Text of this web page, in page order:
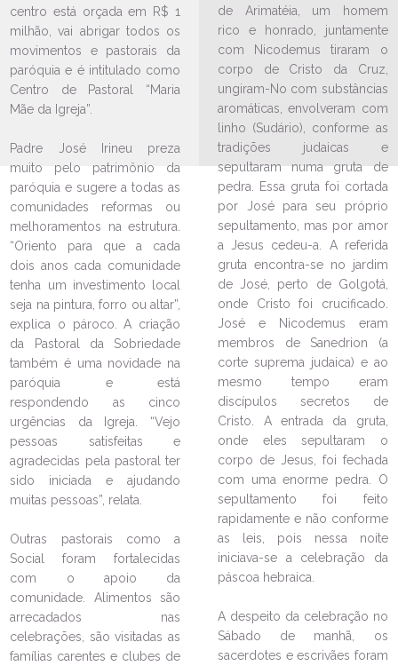
LEIA NO DIOCESE INFORMA
Comarca Jonville Sul realiza
tarde de espiritualidade para o
GBR
02/07/2024 Ouça a notícia
CATEGORIA
LEIA NO DIOCESE INFORMA
centro está orçada em R$ 1
milhão, vai abrigar todos os
movimentos e pastorais da
paróquia e é intitulado como
Centro de Pastoral “Maria
Mãe da Igreja”.
Padre José Irineu preza
muito pelo patrimônio da
paróquia e sugere a todas as
comunidades reformas ou
melhoramentos na estrutura.
“Oriento para que a cada
dois anos cada comunidade
tenha um investimento local
seja na pintura, forro ou altar”,
explica o pároco. A criação
da Pastoral da Sobriedade
também é uma novidade na
paróquia e está
respondendo as cinco
urgências da Igreja. “Vejo
pessoas satisfeitas e
agradecidas pela pastoral ter
sido iniciada e ajudando
muitas pessoas”, relata.
Outras pastorais como a
Social foram fortalecidas
com o apoio da
comunidade. Alimentos são
arrecadados nas
celebrações, são visitadas as
famílias carentes e clubes de
de Arimatéia, um homem
rico e honrado, juntamente
com Nicodemus tiraram o
corpo de Cristo da Cruz,
ungiram-No com substâncias
aromáticas, envolveram com
linho (Sudário), conforme as
tradições judaicas e
sepultaram numa gruta de
pedra. Essa gruta foi cortada
por José para seu próprio
sepultamento, mas por amor
a Jesus cedeu-a. A referida
gruta encontra-se no jardim
de José, perto de Golgotá,
onde Cristo foi crucificado.
José e Nicodemus eram
membros de Sanedrion (a
corte suprema judaica) e ao
mesmo tempo eram
discípulos secretos de
Cristo. A entrada da gruta,
onde eles sepultaram o
corpo de Jesus, foi fechada
com uma enorme pedra. O
sepultamento foi feito
rapidamente e não conforme
as leis, pois nessa noite
iniciava-se a celebração da
páscoa hebraica.
A despeito da celebração no
Sábado de manhã, os
sacerdotes e escrivães foram